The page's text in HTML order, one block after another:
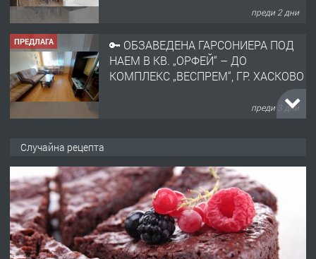
преди 2 дни
ПРЕДЛАГА
🔑 ОБЗАВЕДЕНА ГАРСОНИЕРА ПОД
НАЕМ В КВ. „ОРФЕЙ“ – ДО
КОМПЛЕКС „ВЕСПРЕМ“, ГР. ХАСКОВО
преди 3 дни
АПАРТАМЕНТ В ЦЕНТЪРА НА ГР.
ХАСКОВО
преди 4 дни
ПРЕДЛАГА Давам гараж под наем
Случайна рецепта